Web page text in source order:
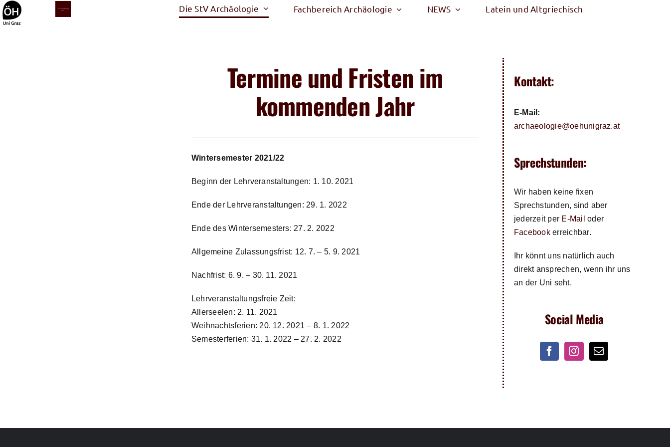
springen
Zum
Inhalt
Die StV Archäologie Fachbereich Archäologie NEWS Latein und Altgriechisch
Termine und Fristen im
kommenden Jahr
Wintersemester 2021/22
Beginn der Lehrveranstaltungen: 1. 10. 2021
Ende der Lehrveranstaltungen: 29. 1. 2022
Ende des Wintersemesters: 27. 2. 2022
Allgemeine Zulassungsfrist: 12. 7. – 5. 9. 2021
Nachfrist: 6. 9. – 30. 11. 2021
Lehrveranstaltungsfreie Zeit:
Allerseelen: 2. 11. 2021
Weihnachtsferien: 20. 12. 2021 – 8. 1. 2022
Semesterferien: 31. 1. 2022 – 27. 2. 2022
Kontakt:
E-Mail:
archaeologie@oehunigraz.at
Sprechstunden:
Wir haben keine fixen
Sprechstunden, sind aber
jederzeit per E-Mail oder
Facebookerreichbar.
Ihr könnt uns natürlich auch
direkt ansprechen, wenn ihr uns
an der Uni seht.
Social Media